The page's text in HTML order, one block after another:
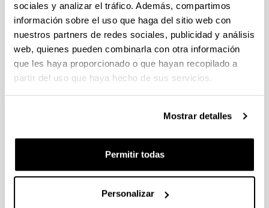
sociales y analizar el tráfico. Además, compartimos
información sobre el uso que haga del sitio web con
nuestros partners de redes sociales, publicidad y análisis
web, quienes pueden combinarla con otra información
que les haya proporcionado o que hayan recopilado a
partir del uso que haya hecho de sus servicios.
Mostrar detalles
Permitir todas
Personalizar
Bertsolaris: Oihana Arana e Iruri Altzerreka
Se combinarán lecturas musicales de fragmentos
seleccionados de la novela con bertsos improvisados;